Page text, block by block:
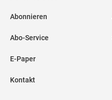
Abonnieren
Abo-Service
E-Paper
Kontakt